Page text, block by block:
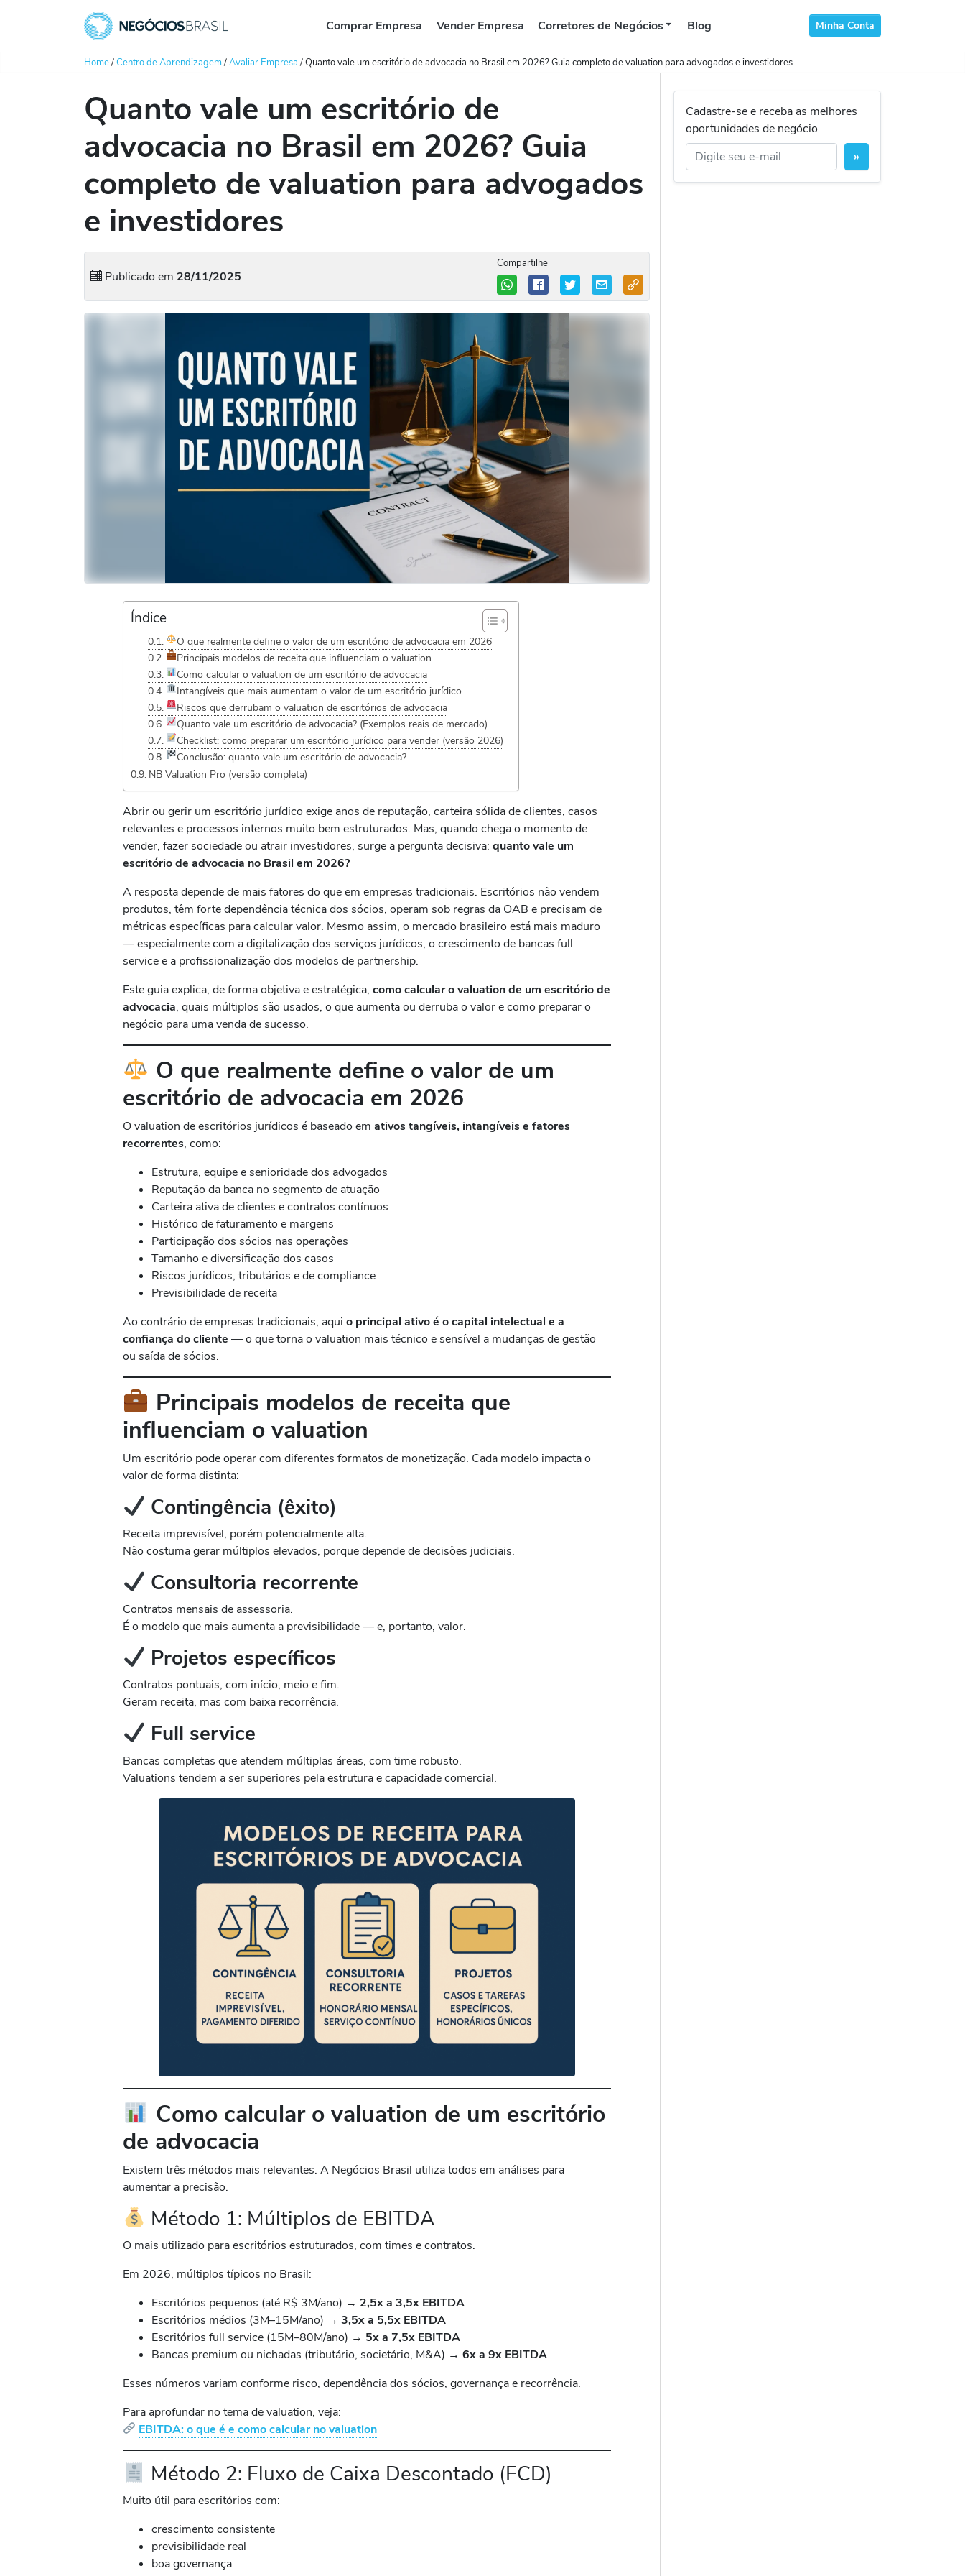
Comprar Empresa Vender Empresa Corretores de Negócios Blog Minha Conta
Home/Centro de Aprendizagem/Avaliar Empresa/Quanto vale um escritório de advocacia no Brasil em 2026? Guia completo de valuation para advogados e investidores
Quanto vale um escritório de
advocacia no Brasil em 2026? Guia
completo de valuation para advogados
e investidores
Publicado em 28/11/2025
Compartilhe
Índice
O que realmente define o valor de um escritório de advocacia em 2026
Principais modelos de receita que influenciam o valuation
Como calcular o valuation de um escritório de advocacia
Intangíveis que mais aumentam o valor de um escritório jurídico
Riscos que derrubam o valuation de escritórios de advocacia
Quanto vale um escritório de advocacia? (Exemplos reais de mercado)
Checklist: como preparar um escritório jurídico para vender (versão 2026)
Conclusão: quanto vale um escritório de advocacia?
NB Valuation Pro (versão completa)
Abrir ou gerir um escritório jurídico exige anos de reputação, carteira sólida de clientes, casos
relevantes e processos internos muito bem estruturados. Mas, quando chega o momento de
vender, fazer sociedade ou atrair investidores, surge a pergunta decisiva:quanto vale um
escritório de advocacia no Brasil em 2026?
A resposta depende de mais fatores do que em empresas tradicionais. Escritórios não vendem
produtos, têm forte dependência técnica dos sócios, operam sob regras da OAB e precisam de
métricas específicas para calcular valor. Mesmo assim, o mercado brasileiro está mais maduro
— especialmente com a digitalização dos serviços jurídicos, o crescimento de bancas full
service e a profissionalização dos modelos de partnership.
Este guia explica, de forma objetiva e estratégica,como calcular o valuation de um escritório de
advocacia, quais múltiplos são usados, o que aumenta ou derruba o valor e como preparar o
negócio para uma venda de sucesso.
O que realmente define o valor de um
escritório de advocacia em 2026
O valuation de escritórios jurídicos é baseado emativos tangíveis, intangíveis e fatores
recorrentes, como:
Estrutura, equipe e senioridade dos advogados
Reputação da banca no segmento de atuação
Carteira ativa de clientes e contratos contínuos
Histórico de faturamento e margens
Participação dos sócios nas operações
Tamanho e diversificação dos casos
Riscos jurídicos, tributários e de compliance
Previsibilidade de receita
Ao contrário de empresas tradicionais, aquio principal ativo é o capital intelectual e a
confiança do cliente — o que torna o valuation mais técnico e sensível a mudanças de gestão
ou saída de sócios.
Principais modelos de receita que
influenciam o valuation
Um escritório pode operar com diferentes formatos de monetização. Cada modelo impacta o
valor de forma distinta:
Contingência (êxito)
Receita imprevisível, porém potencialmente alta.
Não costuma gerar múltiplos elevados, porque depende de decisões judiciais.
Consultoria recorrente
Contratos mensais de assessoria.
É o modelo que mais aumenta a previsibilidade — e, portanto, valor.
Projetos específicos
Contratos pontuais, com início, meio e fim.
Geram receita, mas com baixa recorrência.
Full service
Bancas completas que atendem múltiplas áreas, com time robusto.
Valuations tendem a ser superiores pela estrutura e capacidade comercial.
Como calcular o valuation de um escritório
de advocacia
Existem três métodos mais relevantes. A Negócios Brasil utiliza todos em análises para
aumentar a precisão.
Método 1: Múltiplos de EBITDA
O mais utilizado para escritórios estruturados, com times e contratos.
Em 2026, múltiplos típicos no Brasil:
Escritórios pequenos (até R$ 3M/ano) → 2,5x a 3,5x EBITDA
Escritórios médios (3M–15M/ano) →3,5x a 5,5x EBITDA
Escritórios full service (15M–80M/ano) → 5x a 7,5x EBITDA
Bancas premium ou nichadas (tributário, societário, M&A) →6x a 9x EBITDA
Esses números variam conforme risco, dependência dos sócios, governança e recorrência.
Para aprofundar no tema de valuation, veja:
EBITDA: o que é e como calcular no valuation
Método 2: Fluxo de Caixa Descontado (FCD)
Muito útil para escritórios com:
crescimento consistente
previsibilidade real
boa governança
Cadastre-se e receba as melhores
oportunidades de negócio
»